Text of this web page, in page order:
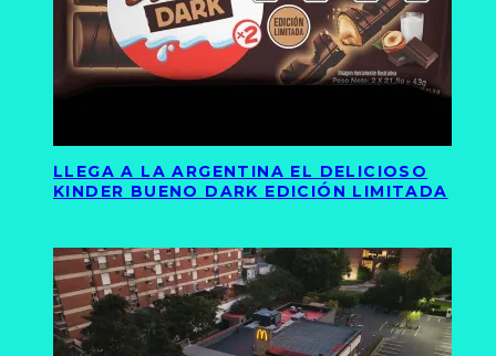
LLEGA A LA ARGENTINA EL DELICIOSO
KINDER BUENO DARK EDICIÓN LIMITADA